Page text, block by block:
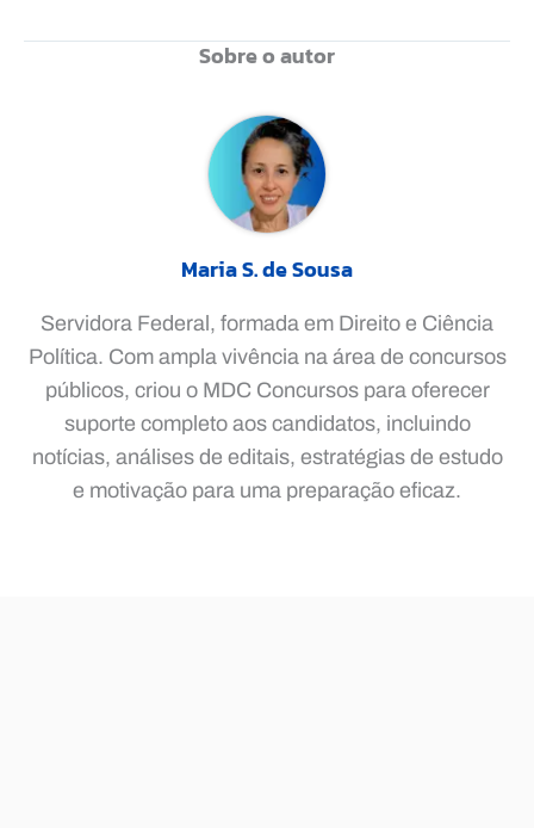
Sobre o autor
Maria S. de Sousa
Servidora Federal, formada em Direito e Ciência
Política. Com ampla vivência na área de concursos
públicos, criou o MDC Concursos para oferecer
suporte completo aos candidatos, incluindo
notícias, análises de editais, estratégias de estudo
e motivação para uma preparação eficaz.